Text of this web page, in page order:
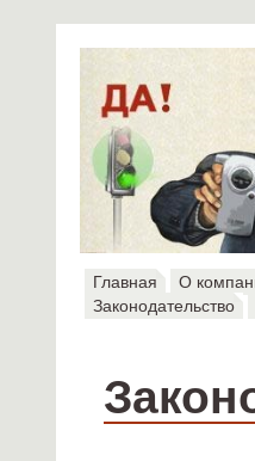
Главная О
Законодательство